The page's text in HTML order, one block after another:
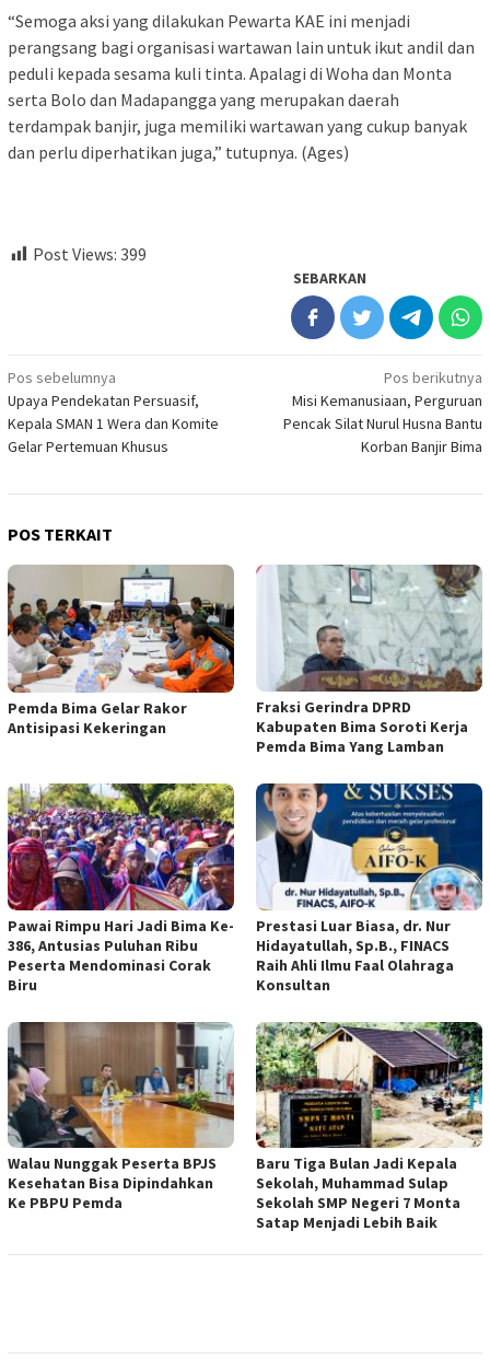
“Semoga aksi yang dilakukan Pewarta KAE ini menjadi
perangsang bagi organisasi wartawan lain untuk ikut andil dan
peduli kepada sesama kuli tinta. Apalagi di Woha dan Monta
serta Bolo dan Madapangga yang merupakan daerah
terdampak banjir, juga memiliki wartawan yang cukup banyak
dan perlu diperhatikan juga,” tutupnya. (Ages)
Post Views: 399
SEBARKAN
Navigasi
pos
Pos sebelumnya
Upaya Pendekatan Persuasif,
Kepala SMAN 1 Wera dan Komite
Gelar Pertemuan Khusus
Pos berikutnya
Misi Kemanusiaan, Perguruan
Pencak Silat Nurul Husna Bantu
Korban Banjir Bima
POS TERKAIT
Pemda Bima Gelar Rakor
Antisipasi Kekeringan
Fraksi Gerindra DPRD
Kabupaten Bima Soroti Kerja
Pemda Bima Yang Lamban
Pawai Rimpu Hari Jadi Bima Ke-
386, Antusias Puluhan Ribu
Peserta Mendominasi Corak
Biru
Prestasi Luar Biasa, dr. Nur
Hidayatullah, Sp.B., FINACS
Raih Ahli Ilmu Faal Olahraga
Konsultan
Walau Nunggak Peserta BPJS
Kesehatan Bisa Dipindahkan
Ke PBPU Pemda
Baru Tiga Bulan Jadi Kepala
Sekolah, Muhammad Sulap
Sekolah SMP Negeri 7 Monta
Satap Menjadi Lebih Baik